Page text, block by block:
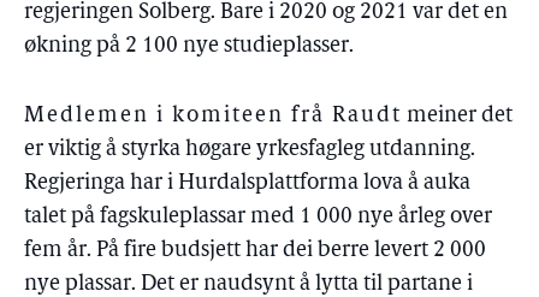
regjeringen Solberg. Bare i 2020 og 2021 var det en
økning på 2 100 nye studieplasser.
Medlemen i komiteen frå Raudt meiner det
er viktig å styrka høgare yrkesfagleg utdanning.
Regjeringa har i Hurdalsplattforma lova å auka
talet på fagskuleplassar med 1 000 nye årleg over
fem år. På fire budsjett har dei berre levert 2 000
nye plassar. Det er naudsynt å lytta til partane i